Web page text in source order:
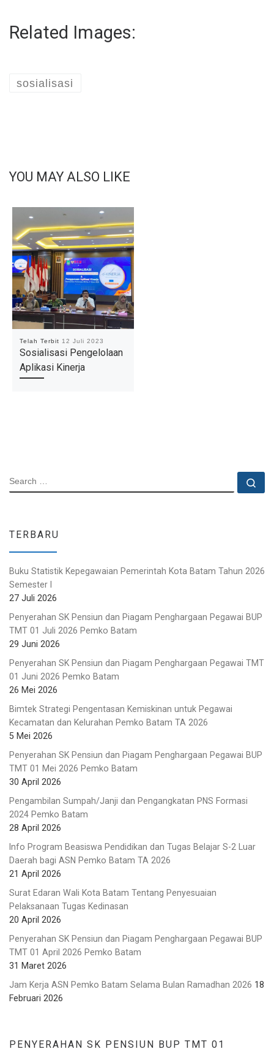
Related Images:
sosialisasi
YOU MAY ALSO LIKE
Telah Terbit 12 Juli 2023
Sosialisasi Pengelolaan
Aplikasi Kinerja
SEARCH
TERBARU
Buku Statistik Kepegawaian Pemerintah Kota Batam Tahun 2026
Semester I
27 Juli 2026
Penyerahan SK Pensiun dan Piagam Penghargaan Pegawai BUP
TMT 01 Juli 2026 Pemko Batam
29 Juni 2026
Penyerahan SK Pensiun dan Piagam Penghargaan Pegawai TMT
01 Juni 2026 Pemko Batam
26 Mei 2026
Bimtek Strategi Pengentasan Kemiskinan untuk Pegawai
Kecamatan dan Kelurahan Pemko Batam TA 2026
5 Mei 2026
Penyerahan SK Pensiun dan Piagam Penghargaan Pegawai BUP
TMT 01 Mei 2026 Pemko Batam
30 April 2026
Pengambilan Sumpah/Janji dan Pengangkatan PNS Formasi
2024 Pemko Batam
28 April 2026
Info Program Beasiswa Pendidikan dan Tugas Belajar S-2 Luar
Daerah bagi ASN Pemko Batam TA 2026
21 April 2026
Surat Edaran Wali Kota Batam Tentang Penyesuaian
Pelaksanaan Tugas Kedinasan
20 April 2026
Penyerahan SK Pensiun dan Piagam Penghargaan Pegawai BUP
TMT 01 April 2026 Pemko Batam
31 Maret 2026
Jam Kerja ASN Pemko Batam Selama Bulan Ramadhan 2026 18
Februari 2026
PENYERAHAN SK PENSIUN BUP TMT 01